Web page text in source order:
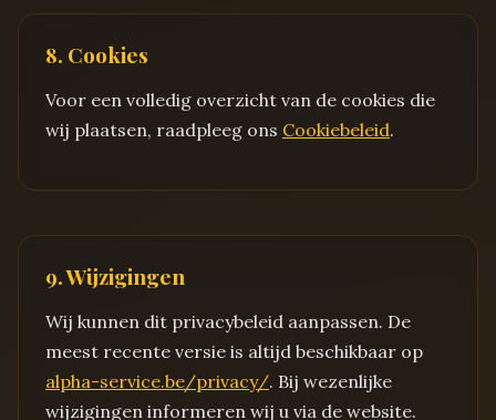
8. Cookies
Voor een volledig overzicht van de cookies die
wij plaatsen, raadpleeg ons Cookiebeleid.
9. Wijzigingen
Wij kunnen dit privacybeleid aanpassen. De
meest recente versie is altijd beschikbaar op
alpha-service.be/privacy/. Bij wezenlijke
wijzigingen informeren wij u via de website.